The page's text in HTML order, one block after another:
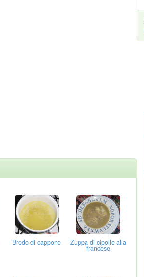
Brodo di cappone Zuppa di cipolle alla
francese